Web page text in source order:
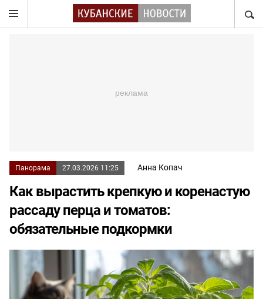
Панорама 27.03.2026 11:25 Анна Копач
Как вырастить крепкую и коренастую
рассаду перца и томатов:
обязательные подкормки